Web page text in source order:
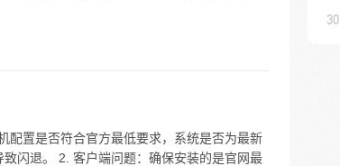
配置是否符合官方最低要求，系统是否为最新
闪退。 2. 客户端问题：确保安装的是官网最
30